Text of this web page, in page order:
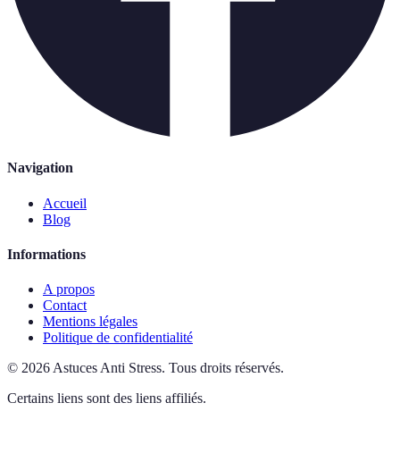
Navigation
Accueil
Blog
Informations
A propos
Contact
Mentions légales
Politique de confidentialité
© 2026 Astuces Anti Stress. Tous droits réservés.
Certains liens sont des liens affiliés.